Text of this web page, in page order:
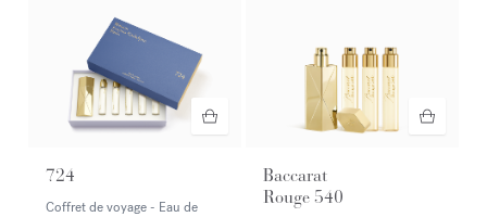
724
Coffret de voyage - Eau de
Baccarat
Rouge 540